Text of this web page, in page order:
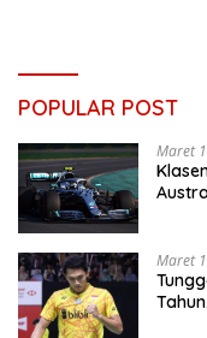
POPULAR POST
Maret
Maret